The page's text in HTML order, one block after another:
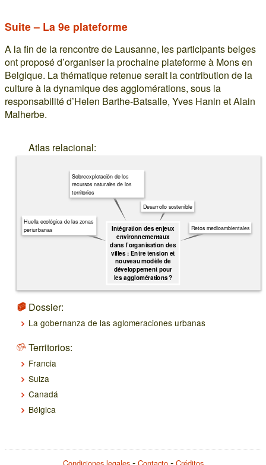
Suite – La 9e plateforme
A la fin de la rencontre de Lausanne, les participants belges
ont proposé d’organiser la prochaine plateforme à Mons en
Belgique. La thématique retenue serait la contribution de la
culture à la dynamique des agglomérations, sous la
responsabilité d’Helen Barthe-Batsalle, Yves Hanin et Alain
Malherbe.
Atlas relacional:
Intégration des enjeux
environnementaux
dans l’organisation des
villes : Entre tension et
nouveau modèle de
développement pour
les agglomérations ?
Retos medioambientales
Desarrollo sostenible
Sobreexplotación de los
recursos naturales de los
territorios
Huella ecológica de las zonas
periurbanas
Dossier:
La gobernanza de las aglomeraciones urbanas
Territorios:
Francia
Suiza
Canadá
Bélgica